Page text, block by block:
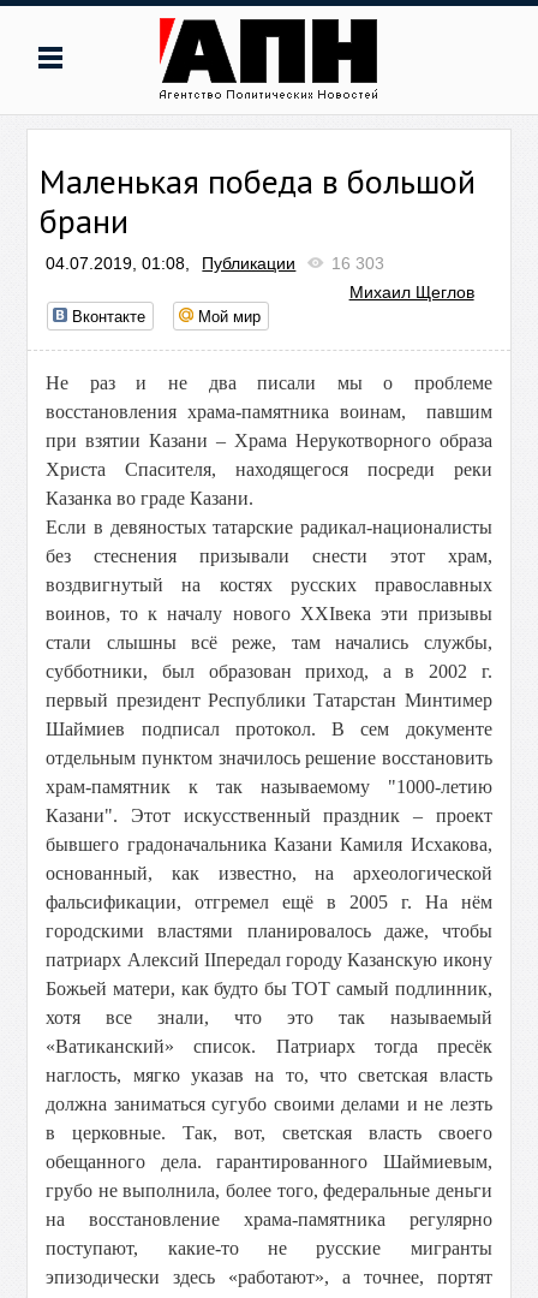
Маленькая победа в большой
брани
04.07.2019, 01:08, Публикации
16 303
Михаил Щеглов
Вконтакте Мой мир
Не раз и не два писали мы о проблеме
восстановления храма-памятника воинам, павшим
при взятии Казани – Храма Нерукотворного образа
Христа Спасителя, находящегося посреди реки
Казанка во граде Казани.
Если в девяностых татарские радикал-националисты
без стеснения призывали снести этот храм,
воздвигнутый на костях русских православных
воинов, то к началу нового XXIвека эти призывы
стали слышны всё реже, там начались службы,
субботники, был образован приход, а в 2002 г.
первый президент Республики Татарстан Минтимер
Шаймиев подписал протокол. В сем документе
отдельным пунктом значилось решение восстановить
храм-памятник к так называемому "1000-летию
Казани". Этот искусственный праздник – проект
бывшего градоначальника Казани Камиля Исхакова,
основанный, как известно, на археологической
фальсификации, отгремел ещё в 2005 г. На нём
городскими властями планировалось даже, чтобы
патриарх Алексий IIпередал городу Казанскую икону
Божьей матери, как будто бы ТОТ самый подлинник,
хотя все знали, что это так называемый
«Ватиканский» список. Патриарх тогда пресёк
наглость, мягко указав на то, что светская власть
должна заниматься сугубо своими делами и не лезть
в церковные. Так, вот, светская власть своего
обещанного дела. гарантированного Шаймиевым,
грубо не выполнила, более того, федеральные деньги
на восстановление храма-памятника регулярно
поступают, какие-то не русские мигранты
эпизодически здесь «работают», а точнее, портят